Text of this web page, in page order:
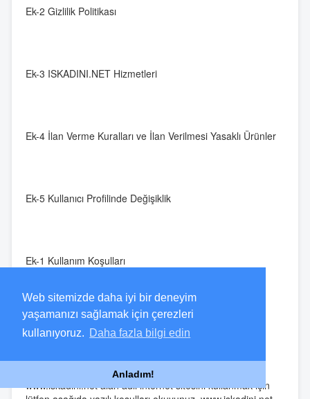
Web sitemizde daha iyi bir deneyim
yaşamanızı sağlamak için çerezleri
kullanıyoruz. Daha fazla bilgi edin
Anladım!
Ek-2 Gizlilik Politikası
Ek-3 ISKADINI.NET Hizmetleri
Ek-4 İlan Verme Kuralları ve İlan Verilmesi Yasaklı Ürünler
Ek-5 Kullanıcı Profilinde Değişiklik
Ek-1 Kullanım Koşulları
1. KULLANIM KOŞULLARI
www.iskadini.net alan adlı internet sitesini kullanmak için